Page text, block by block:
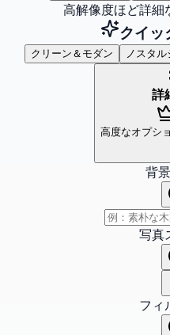
高解像度ほど詳細
クイッ
クリーン＆モダン ノスタ
詳
高度なオプシ
背
写真
フィ